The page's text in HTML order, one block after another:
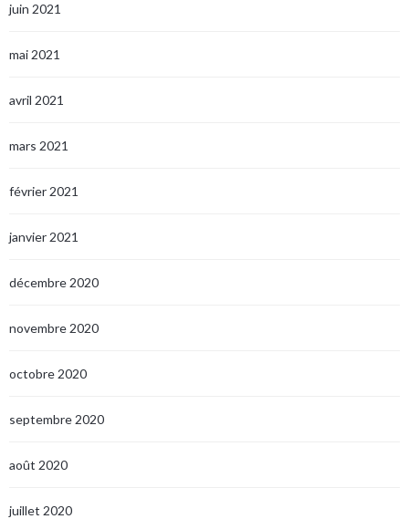
juin 2021
mai 2021
avril 2021
mars 2021
février 2021
janvier 2021
décembre 2020
novembre 2020
octobre 2020
septembre 2020
août 2020
juillet 2020